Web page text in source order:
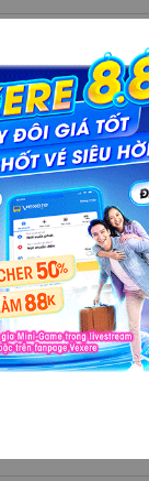
Hòa - Khánh
Travel.
có giá rẻ
là 250.000 đồng
xe đang khai
thác tuyến
Hòa đi